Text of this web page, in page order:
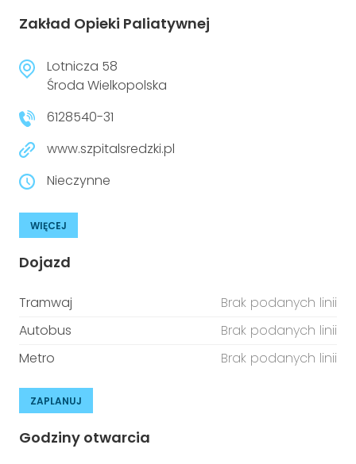
Zakład Opieki Paliatywnej
Lotnicza 58
Środa Wielkopolska
6128540-31
www.szpitalsredzki.pl
Nieczynne
WIĘCEJ
Dojazd
Tramwaj
Brak podanych linii
Autobus
Brak podanych linii
Metro
Brak podanych linii
ZAPLANUJ
Godziny otwarcia